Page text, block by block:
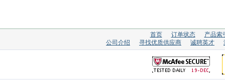
首页 订单状态
产品索
公司介绍
寻找优质供应商 诚聘英才